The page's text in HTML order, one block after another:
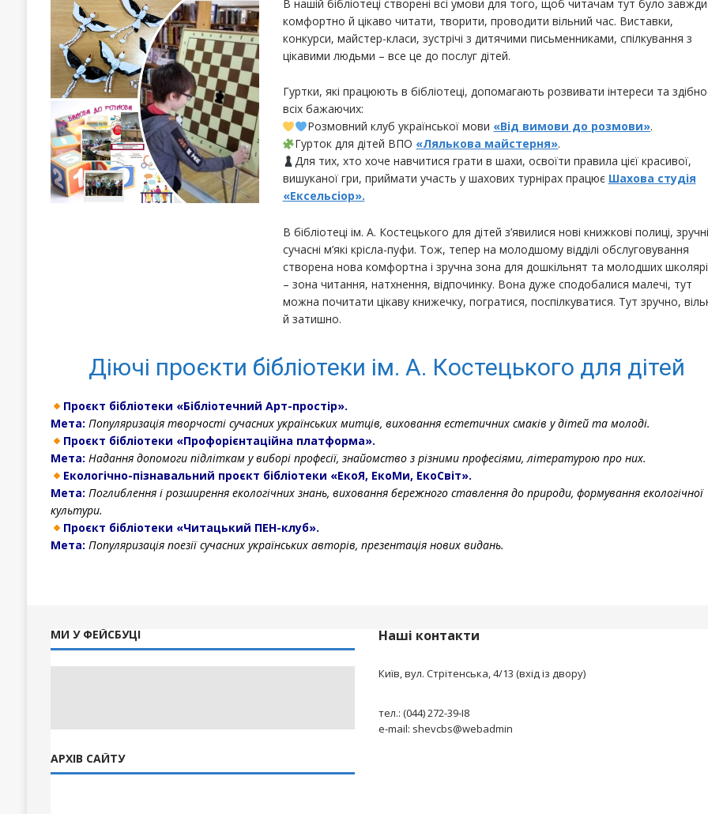
В нашій бібліотеці створені всі умови для того, щоб читачам тут було завжди
комфортно й цікаво читати, творити, проводити вільний час. Виставки,
конкурси, майстер-класи, зустрічі з дитячими письменниками, спілкування з
цікавими людьми – все це до послуг дітей.
Гуртки, які працюють в бібліотеці, допомагають розвивати інтереси та
всіх бажаючих:
Розмовний клуб української мови «Від вимови до розмови».
Гурток для дітей ВПО «Лялькова майстерня».
Для тих, хто хоче навчитися грати в шахи, освоїти правила цієї красивої,
вишуканої гри, приймати участь у шахових турнірах працює Шахова студія
«Ексельсіор».
В бібліотеці ім. А. Костецького для дітей з’явилися нові книжкові полиці, зручні
сучасні м’які крісла-пуфи. Тож, тепер на молодшому відділі обслуговування
створена нова комфортна і зручна зона для дошкільнят та молодших
– зона читання, натхнення, відпочинку. Вона дуже сподобалися малечі, тут
можна почитати цікаву книжечку, погратися, поспілкуватися. Тут зручно,
й затишно.
Діючі проєкти бібліотеки ім. А. Костецького для дітей
Проєкт бібліотеки «Бібліотечний Арт-простір».
Мета: Популяризація творчості сучасних українських митців, виховання естетичних смаків у дітей та молоді.
Проєкт бібліотеки «Профорієнтаційна платформа».
Мета: Надання допомоги підліткам у виборі професії, знайомство з різними професіями, літературою про них.
Екологічно-пізнавальний проєкт бібліотеки «ЕкоЯ, ЕкоМи, ЕкоСвіт».
Мета: Поглиблення і розширення екологічних знань, виховання бережного ставлення до природи, формування екологічної
культури.
Проєкт бібліотеки «Читацький ПЕН-клуб».
Мета: Популяризація поезії сучасних українських авторів, презентація нових видань.
МИ У ФЕЙСБУЦІ
АРХІВ САЙТУ
Наші контакти
Київ, вул. Стрітенська, 4/13 (вхід із двору)
тел.: (044) 272-39-І8
e-mail: shevcbs@webadmin